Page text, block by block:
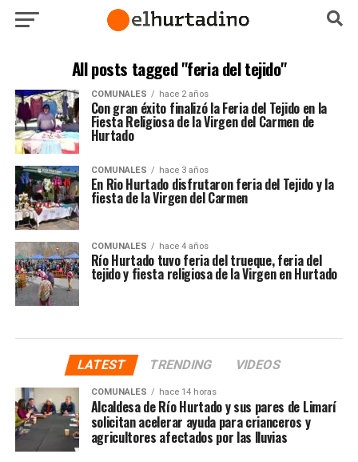
All posts tagged "feria del tejido"
COMUNALES hace 2 años
Con gran éxito finalizó la Feria del Tejido en la
Fiesta Religiosa de la Virgen del Carmen de
Hurtado
COMUNALES hace 3 años
En Rio Hurtado disfrutaron feria del Tejido y la
fiesta de la Virgen del Carmen
COMUNALES hace 4 años
Río Hurtado tuvo feria del trueque, feria del
tejido y fiesta religiosa de la Virgen en Hurtado
LATEST TRENDING VIDEOS
COMUNALES hace 14 horas
Alcaldesa de Río Hurtado y sus pares de Limarí
solicitan acelerar ayuda para crianceros y
agricultores afectados por las lluvias